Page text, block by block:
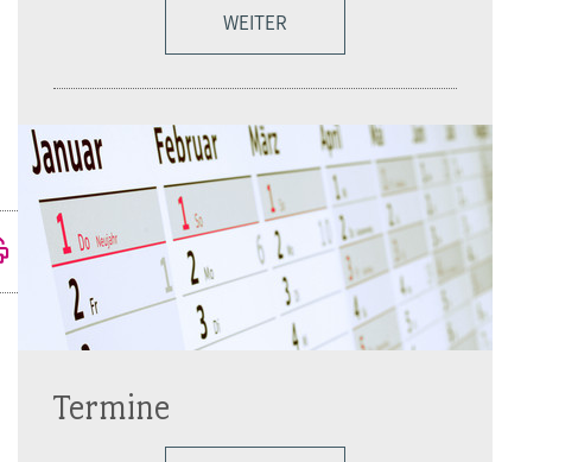
WEITER
Termine